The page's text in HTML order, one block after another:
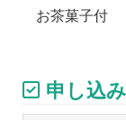
お茶菓子付
申し込